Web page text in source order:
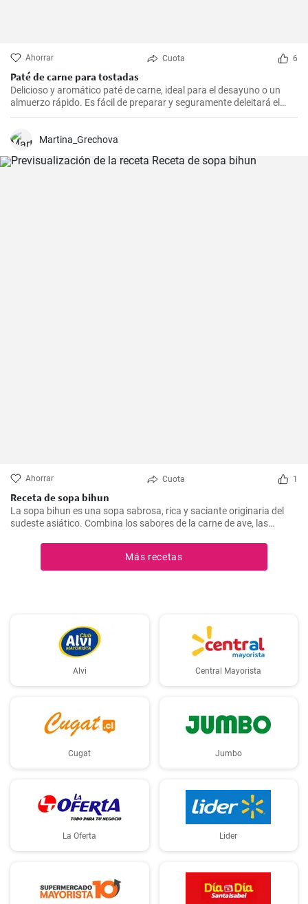
Ahorrar Cuota 6
Paté de carne para tostadas
Delicioso y aromático paté de carne, ideal para el desayuno o un
almuerzo rápido. Es fácil de preparar y seguramente deleitará el
paladar de todos los amantes de la carne.
Martina_Grechova
Ahorrar Cuota 1
Receta de sopa bihun
La sopa bihun es una sopa sabrosa, rica y saciante originaria del
sudeste asiático. Combina los sabores de la carne de ave, las
preparamos todas las semanas.
Más recetas
Alvi Central Mayorista
Cugat Jumbo
La Oferta Lider